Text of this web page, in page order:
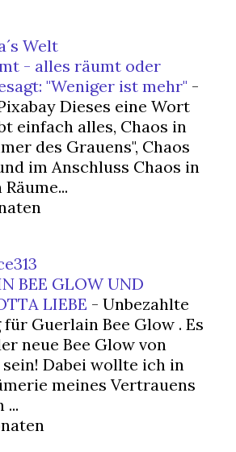
Welt
- alles räumt oder
"Weniger ist mehr" -
Dieses eine Wort
einfach alles, Chaos in
des Grauens", Chaos
im Anschluss Chaos in
BEE GLOW UND
LIEBE - Unbezahlte
Guerlain Bee Glow . Es
neue Bee Glow von
Dabei wollte ich in
meines Vertrauens
...